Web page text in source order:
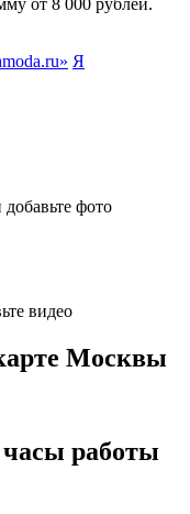
от 8 000 рублей.
Я
фото
видео
Москвы
работы